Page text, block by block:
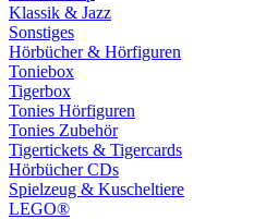
Klassik & Jazz
Sonstiges
Hörbücher & Hörfiguren
Toniebox
Tigerbox
Tonies Hörfiguren
Tonies Zubehör
Tigertickets & Tigercards
Hörbücher CDs
Spielzeug & Kuscheltiere
LEGO®